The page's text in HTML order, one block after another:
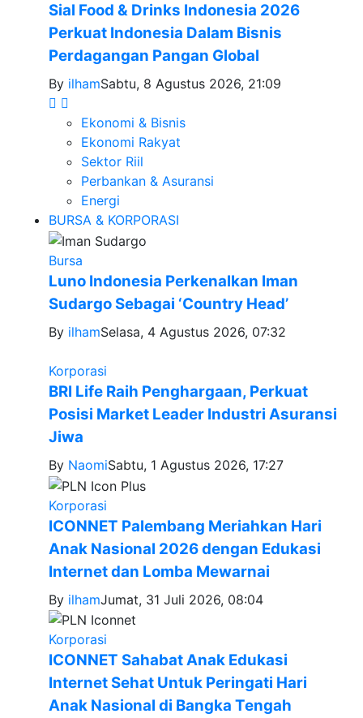
Sial Food & Drinks Indonesia 2026
Perkuat Indonesia Dalam Bisnis
Perdagangan Pangan Global
By ilhamSabtu, 8 Agustus 2026, 21:09
Ekonomi & Bisnis
Ekonomi Rakyat
Sektor Riil
Perbankan & Asuransi
Energi
BURSA & KORPORASI
Bursa
Luno Indonesia Perkenalkan Iman
Sudargo Sebagai ‘Country Head’
By ilhamSelasa, 4 Agustus 2026, 07:32
Korporasi
BRI Life Raih Penghargaan, Perkuat
Posisi Market Leader Industri Asuransi
Jiwa
By NaomiSabtu, 1 Agustus 2026, 17:27
Korporasi
ICONNET Palembang Meriahkan Hari
Anak Nasional 2026 dengan Edukasi
Internet dan Lomba Mewarnai
By ilhamJumat, 31 Juli 2026, 08:04
Korporasi
ICONNET Sahabat Anak Edukasi
Internet Sehat Untuk Peringati Hari
Anak Nasional di Bangka Tengah